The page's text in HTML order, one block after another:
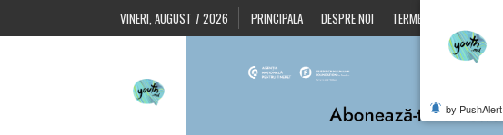
VINERI, AUGUST 7 2026 PRINCIPALA DESPRE NOI TERMENI ȘI CONDIȚII
by PushAlert